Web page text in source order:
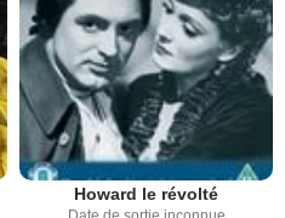
Howard le révolté